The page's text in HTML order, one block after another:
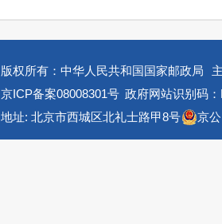
版权所有：中华人民共和国国家邮政局
京ICP备案08008301号 政府网站识别码
地址: 北京市西城区北礼士路甲8号
京